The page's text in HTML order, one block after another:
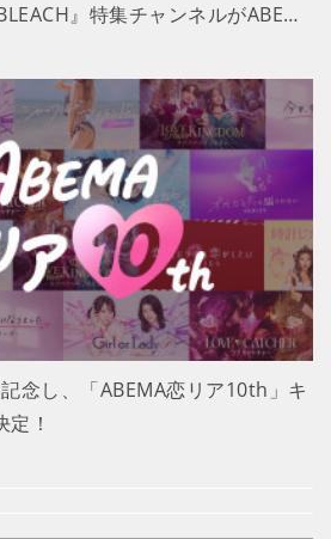
』特集チャンネルがABE…
念し、「ABEMA恋リア10th」キ
！